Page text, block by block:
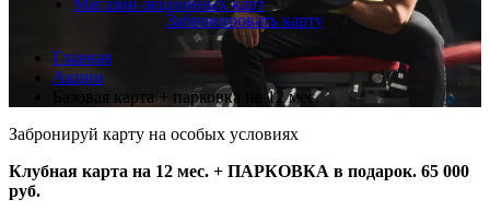
Магазин акционных карт
Забронировать карту
Главная
Акции
Базовая карта + парковка на 12 мес.
Забронируй карту на особых условиях
Клубная карта на 12 мес. + ПАРКОВКА в подарок. 65 000
руб.